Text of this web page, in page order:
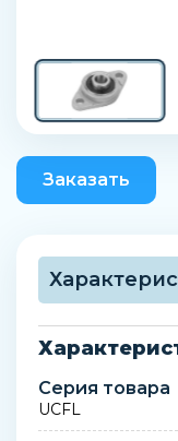
Заказать
Серия товара
UCFL